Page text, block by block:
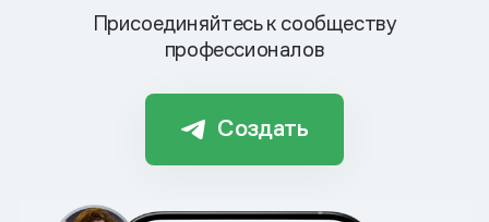
Присоединяйтесь к сообществу
профессионалов
Создать